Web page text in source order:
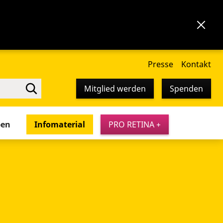
Presse Kontakt
Mitglied werden Spenden
Infomaterial PRO RETINA +